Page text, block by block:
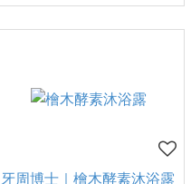
牙周博士｜檜木酵素沐浴露